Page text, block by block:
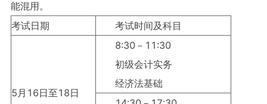
能混用。
考试日期
考试时间及科目
5月16日至18日
8:30－11:30
初级会计实务
经济法基础